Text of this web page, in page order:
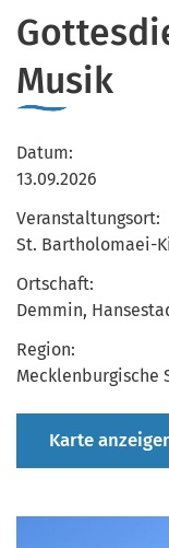
Musik
Datum:
13.09.2026
Veranstaltungsort:
St. Bartholomaei-
Ortschaft:
Demmin,
Region:
Mecklenburgische
Karte